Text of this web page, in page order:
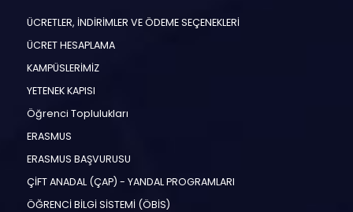
ÜCRETLER, İNDİRİMLER VE ÖDEME SEÇENEKLERİ
ÜCRET HESAPLAMA
KAMPÜSLERİMİZ
YETENEK KAPISI
Öğrenci Toplulukları
ERASMUS
ERASMUS BAŞVURUSU
ÇİFT ANADAL (ÇAP) - YANDAL PROGRAMLARI
ÖĞRENCİ BİLGİ SİSTEMİ (ÖBİS)